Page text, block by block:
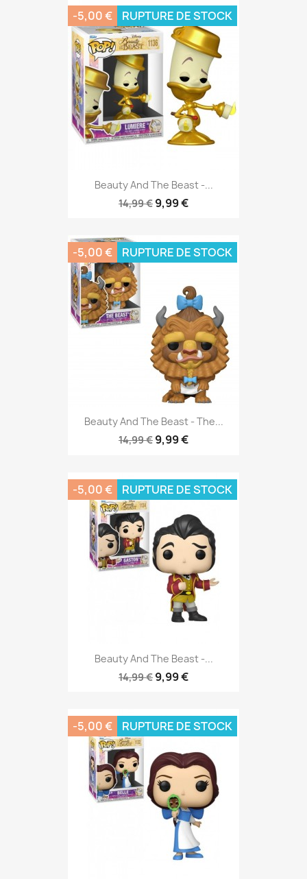
Beauty And The Beast -...
14,99 € 9,99 €
-5,00 € RUPTURE DE STOCK
Beauty And The Beast - The...
14,99 € 9,99 €
-5,00 € RUPTURE DE STOCK
Beauty And The Beast -...
14,99 € 9,99 €
-5,00 € RUPTURE DE STOCK
-5,00 € RUPTURE DE STOCK